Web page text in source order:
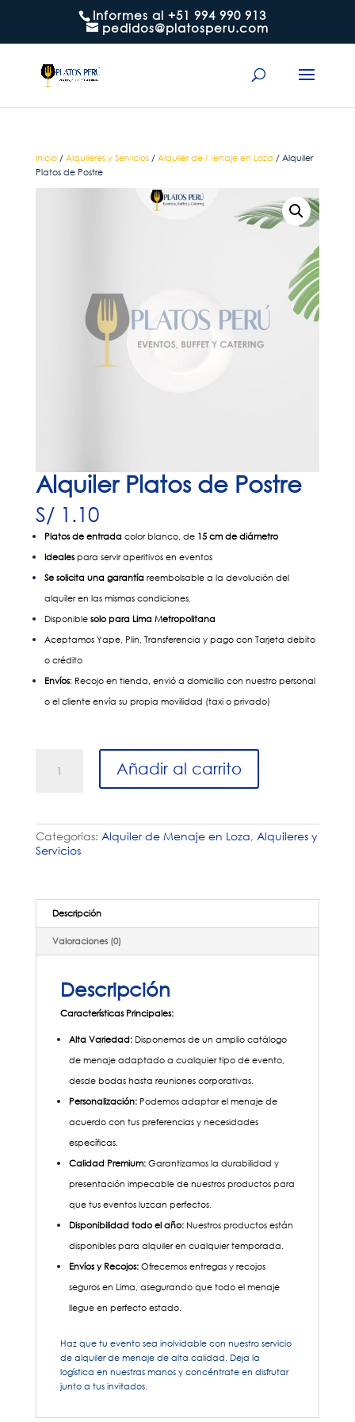
Informes al +51 994 990 913
pedidos@platosperu.com
Inicio/Alquileres y Servicios/Alquiler de Menaje en Loza / Alquiler
Platos de Postre
Alquiler Platos de Postre
S/1.10
Platos de entradacolor blanco, de 15 cm de diámetro
Idealespara servir aperitivos en eventos
Se solicita una garantíareembolsable a la devolución del
alquiler en las mismas condiciones.
Disponiblesolo para Lima Metropolitana
Aceptamos Yape, Plin, Transferencia y pago con Tarjeta debito
o crédito
Envíos: Recojo en tienda, envió a domicilio con nuestro personal
o el cliente envía su propia movilidad (taxi o privado)
Platos
Añadir al carrito
Categorías: Alquiler de Menaje en Loza, Alquileres y
Servicios
Descripción
Valoraciones (0)
Descripción
Características Principales:
Alta Variedad:Disponemos de un amplio catálogo
de menaje adaptado a cualquier tipo de evento,
desde bodas hasta reuniones corporativas.
Personalización:Podemos adaptar el menaje de
acuerdo con tus preferencias y necesidades
específicas.
Calidad Premium:Garantizamos la durabilidad y
presentación impecable de nuestros productos para
que tus eventos luzcan perfectos.
Disponibilidad todo el año:Nuestros productos están
disponibles para alquiler en cualquier temporada.
Envíos y Recojos:Ofrecemos entregas y recojos
seguros en Lima, asegurando que todo el menaje
llegue en perfecto estado.
Haz que tu evento sea inolvidable con nuestro servicio
de alquiler de menaje de alta calidad. Deja la
logística en nuestras manos y concéntrate en disfrutar
junto a tus invitados.